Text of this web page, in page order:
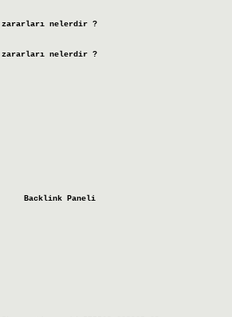
zararları nelerdir ?
zararları nelerdir ?